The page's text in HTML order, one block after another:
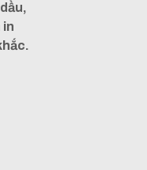
in